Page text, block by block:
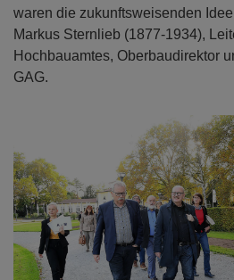
waren die zukunftsweisenden
Markus Sternlieb (1877-1934),
Hochbauamtes, Oberbaudirektor
GAG.